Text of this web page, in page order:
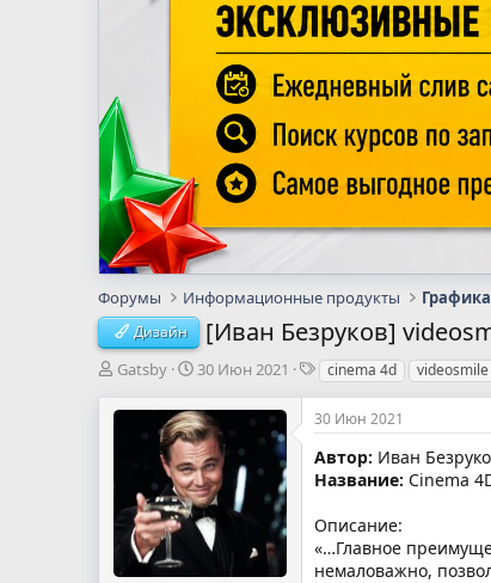
Форумы Информационные продукты
Дизайн [Иван Безруков]
А
т
м
Gatsby
Д
т
а
н
а
ч
а
л
30 Июн 2021
Т
г
и
cinema 4d videosmile
30 Июн 2021
Автор: Иван
Название: Cinema
Описание:
«…Главное
немаловажно,